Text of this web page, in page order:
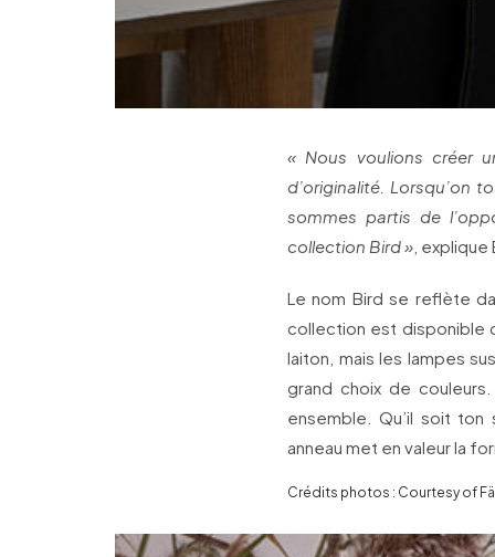
« Nous voulions créer
d’originalité. Lorsqu’on
sommes partis de
collection Bird » ,
Le nom Bird se reflète
collection est disponible
laiton, mais les lampes
grand choix de
ensemble. Qu’il soit
anneau met en valeur la
Crédits photos : Courtesy of